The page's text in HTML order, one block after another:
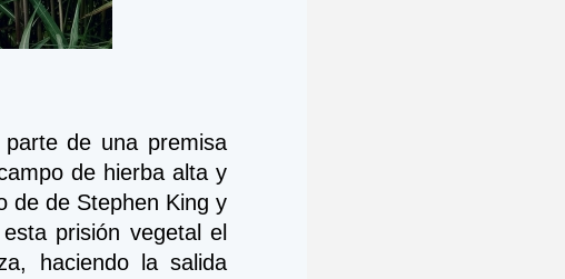
de una premisa
de hierba alta y
de de Stephen King y
prisión vegetal el
haciendo la salida